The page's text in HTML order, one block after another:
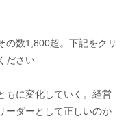
の数1,800超。下記をクリ
ださい
もに変化していく。経営
ーダーとして正しいのか